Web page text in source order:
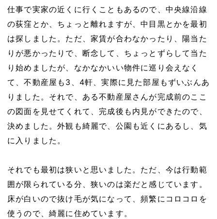
仕事で実家の近くに行くこともあるので、中央線沿線
の荻窪とか、ちょっと離れますが、中目黒とかを最初
は探しました。ただ、家賃が合わなかったり、陽当た
りが悪かったりで、断念して、ちょっとずらして当た
り始めましたが、なかなかいい物件に巡り会えなく
て、不動産屋も3、4軒、実際に見た部屋もずいぶんあ
りました。 それで、ある不動産屋さんが完成前のここ
の図面を見せてくれて、完成後も内見ができたので、
決めました。外観も綺麗で、公園も近くにあるし、気
に入りました。
それでも最初は狭いと思いました。 ただ、今は行動範
囲が限られている分、狭いのは楽だと感じています。
床が白いので抜け毛が気になって、頻繁にコロコロを
使うので、綺麗に住めています。